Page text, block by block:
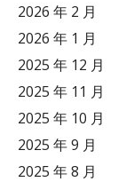
2026 年 2 月
2026 年 1 月
2025 年 12 月
2025 年 11 月
2025 年 10 月
2025 年 9 月
2025 年 8 月